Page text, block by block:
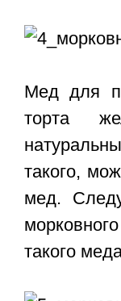
Мед для
торта
такого,
мед.
такого